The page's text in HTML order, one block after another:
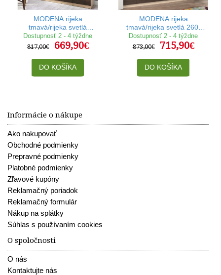
MODENA rijeka
tmavá/rijeka svetlá
180/240, kuchynská
zostava
Dostupnosť 2 - 4 týždne
817,00€
669,90€
DO KOŠÍKA
MODENA rijeka
tmavá/rijeka svetlá 260,
kuchynská linka
Dostupnosť 2 - 4 týždne
873,00€
715,90€
DO KOŠÍKA
Informácie o nákupe
Ako nakupovať
Obchodné podmienky
Prepravné podmienky
Platobné podmienky
Zľavové kupóny
Reklamačný poriadok
Reklamačný formulár
Nákup na splátky
Súhlas s používaním cookies
O spoločnosti
O nás
Kontaktujte nás